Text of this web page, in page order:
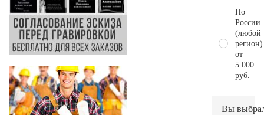
По
России
(любой
регион)
от
5.000
руб.
Вы